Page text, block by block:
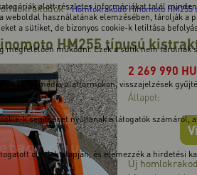
alatt részletes információkat talál
használatának elemzésében, tárolják
a sütiket, de bizonyos cookie-k letiltása
működni. Ezek a sütik nem tárolnak
média platformokon, visszajelzések
k segítséget nyújtanak a látogatók
oldalak alapján, és elemezzék a hirdetési
-Homlokrakodó Hinomoto
HM255 típusú
2 269 990
Állapot:
Új